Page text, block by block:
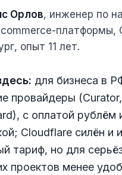
Орлов, инженер по
commerce-платформы,
опыт 11 лет.
для бизнеса в
провайдеры
с оплатой рублём
Cloudflare силён и
тариф, но для
проектов менее